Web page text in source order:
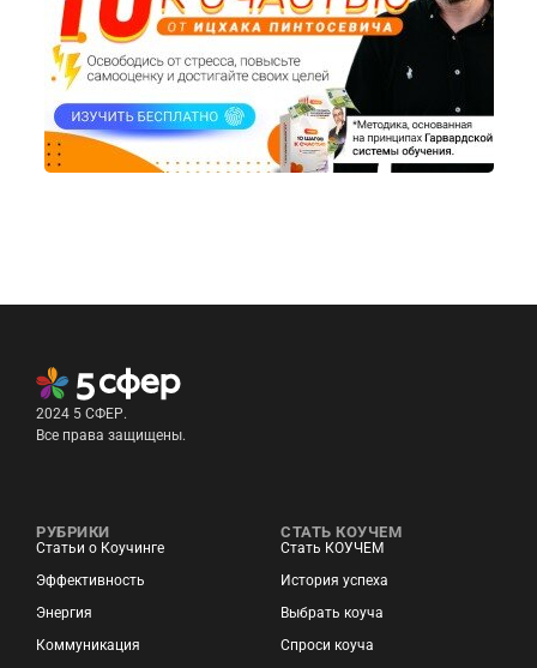
2024 5 СФЕР.
Все права защищены.
РУБРИКИ
Статьи о Коучинге
Эффективность
Энергия
Коммуникация
СТАТЬ КОУЧЕМ
Стать КОУЧЕМ
История успеха
Выбрать коуча
Спроси коуча